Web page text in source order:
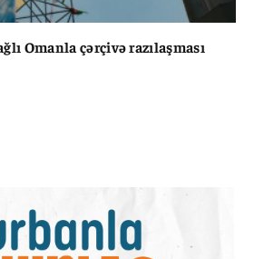
Omanla çərçivə razılaşması